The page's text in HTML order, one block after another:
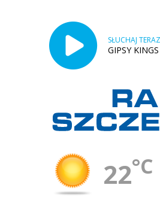
SŁUCHAJ TERAZ
GIPSY
22°C